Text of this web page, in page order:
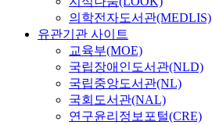
의학전자도서관(MEDLIS)
유관기관 사이트
교육부(MOE)
국립장애인도서관(NLD)
국립중앙도서관(NL)
국회도서관(NAL)
연구윤리정보포털(CRE)